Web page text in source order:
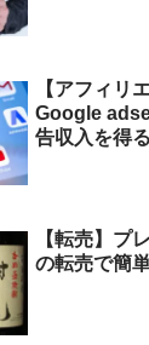
【アフィリ
Google
告収入を得
【転売】プ
の転売で簡